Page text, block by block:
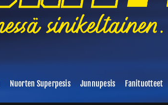
Nuorten Superpesis Junnupesis Fanituotteet